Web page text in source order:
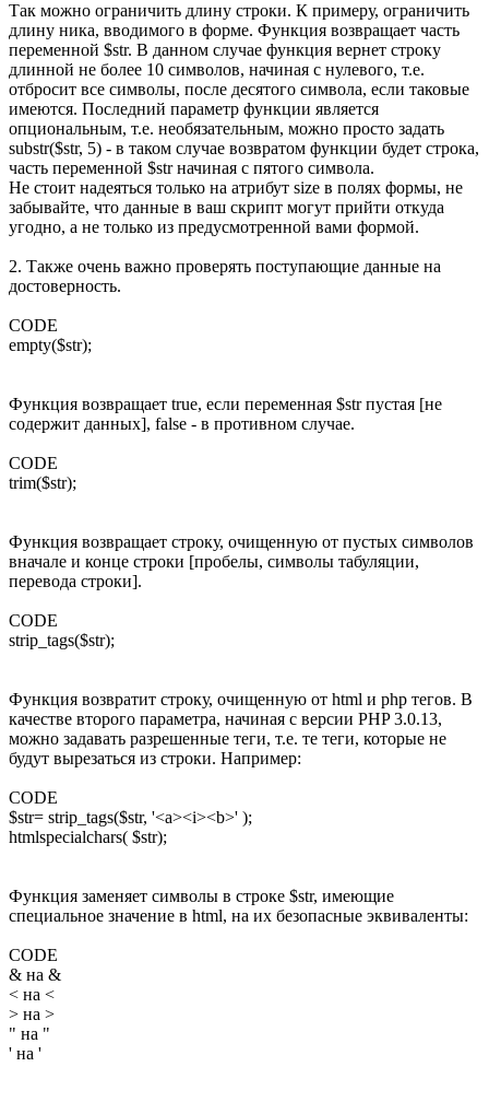
Так можно ограничить длину строки. К примеру, ограничить
длину ника, вводимого в форме. Функция возвращает часть
переменной $str. В данном случае функция вернет строку
длинной не более 10 символов, начиная с нулевого, т.е.
отбросит все символы, после десятого символа, если таковые
имеются. Последний параметр функции является
опциональным, т.е. необязательным, можно просто задать
substr($str, 5) - в таком случае возвратом функции будет строка,
часть переменной $str начиная с пятого символа.
Не стоит надеяться только на атрибут size в полях формы, не
забывайте, что данные в ваш скрипт могут прийти откуда
угодно, а не только из предусмотренной вами формой.
2. Также очень важно проверять поступающие данные на
достоверность.
CODE
empty($str);
Функция возвращает true, если переменная $str пустая [не
содержит данных], false - в противном случае.
CODE
trim($str);
Функция возвращает строку, очищенную от пустых символов
вначале и конце строки [пробелы, символы табуляции,
перевода строки].
CODE
strip_tags($str);
Функция возвратит строку, очищенную от html и php тегов. В
качестве второго параметра, начиная с версии PHP 3.0.13,
можно задавать разрешенные теги, т.е. те теги, которые не
будут вырезаться из строки. Например:
CODE
$str= strip_tags($str, '<a><i><b>' );
htmlspecialchars( $str);
Функция заменяет символы в строке $str, имеющие
специальное значение в html, на их безопасные эквиваленты:
CODE
& на &
< на <
> на >
" на "
' на '